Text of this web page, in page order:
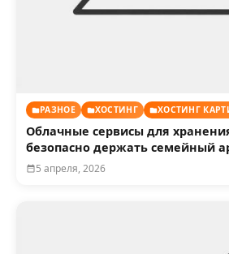
РАЗНОЕ ХОСТИНГ ХОСТИНГ
Облачные сервисы для
безопасно держать семейный
5 апреля, 2026